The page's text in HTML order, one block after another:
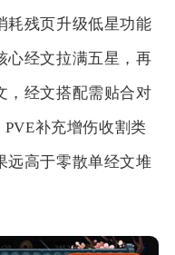
耗残页升级低星功能
心经文拉满五星，再
，经文搭配需贴合对
补充增伤收割类
远高于零散单经文堆